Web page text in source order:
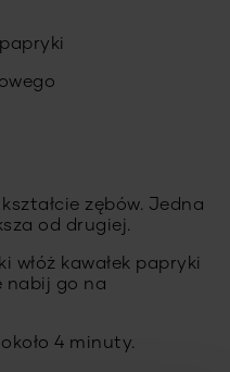
zębów. Jedna
od drugiej.
włóż kawałek papryki
nabij go na
4 minuty.